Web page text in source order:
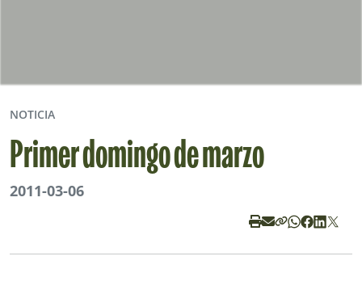
NOTICIA
Primer domingo de marzo
2011-03-06